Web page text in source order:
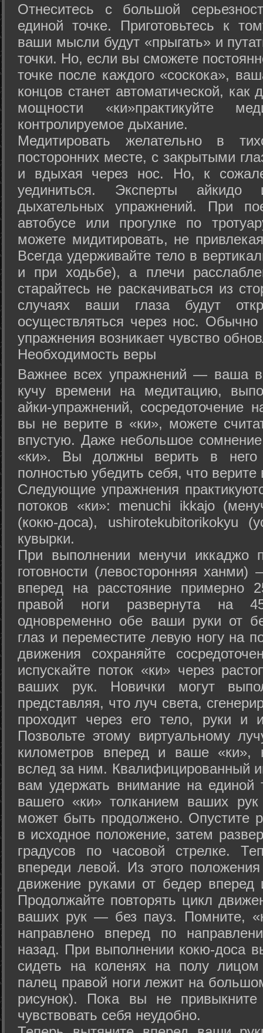
Отнеситесь с большой
единой точке. Приготовьтесь к
ваши мысли будут «прыгать» и
точки. Но, если вы сможете
точке после каждого «соскока»,
концов станет автоматической,
мощности «ки»практикуйте
контролируемое дыхание.
Медитировать желательно в
посторонних месте, с закрытыми
и вдыхая через нос. Но, к
уединиться. Эксперты айкидо
дыхательных упражнений. При
автобусе или прогулке по
можете мидитировать, не
Всегда удерживайте тело в
и при ходьбе), а плечи
старайтесь не раскачиваться из
случаях ваши глаза будут
осуществляться через нос. Обычно
упражнения возникает чувство
Необходимость веры
Важнее всех упражнений — ваша
кучу времени на медитацию,
айки-упражнений, сосредоточение
вы не верите в «ки», можете
впустую. Даже небольшое сомнение
«ки». Вы должны верить в
полностью убедить себя, что верите
Следующие упражнения
потоков «ки»: menuchi ikkajo
(кокю-доса), ushiro­tekubitori­kokyu
кувырки.
При выполнении менучи иккаджо
готовности (левосторонняя
вперед на расстояние примерно
правой ноги развернута на
одновременно обе ваши руки от
глаз и переместите левую ногу на
движения сохраняйте
испускайте поток «ки» через
ваших рук. Новички могут
представляя, что луч света,
проходит через его тело, руки и
Позвольте этому виртуальному
километров вперед и ваше «ки»,
вслед за ним. Квалифицированный
вам удержать внимание на единой
вашего «ки» толканием ваших
может быть продолжено. Опустите
в исходное положение, затем
градусов по часовой стрелке.
впереди левой. Из этого
движение руками от бедер вперед
Продолжайте повторять цикл
ваших рук — без пауз. Помните,
направлено вперед по
назад. При выполнении кокю-доса
сидеть на коленях на полу
палец правой ноги лежит на
рисунок). Пока вы не
чувствовать себя неудобно.